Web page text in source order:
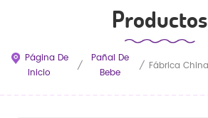
Productos
Página De
Inicio
/
Pañal De
Bebe
/